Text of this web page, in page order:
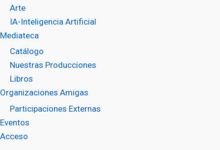
Arte
IA-Inteligencia Artificial
Mediateca
Catálogo
Nuestras Producciones
Libros
Organizaciones Amigas
Participaciones Externas
Eventos
Acceso